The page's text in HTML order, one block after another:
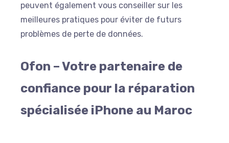
peuvent également vous conseiller sur les
meilleures pratiques pour éviter de futurs
problèmes de perte de données.
Ofon – Votre partenaire de
confiance pour la réparation
spécialisée iPhone au Maroc